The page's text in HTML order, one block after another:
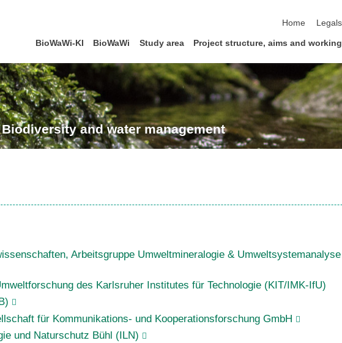
Home
Legals
BioWaWi-KI BioWaWi Study area Project structure, aims and
and water management
Arbeitsgruppe Umweltmineralogie &
des Karlsruher Institutes für Technologie (KIT/IMK-IfU)
für Kommunikations- und Kooperationsforschung GmbH
und Naturschutz Bühl (ILN)